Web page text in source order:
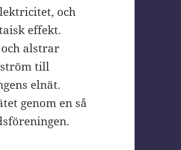
och
effekt.
alstrar
till
elnät.
genom en så